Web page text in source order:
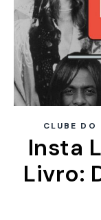
CLUBE
Insta
Livro: